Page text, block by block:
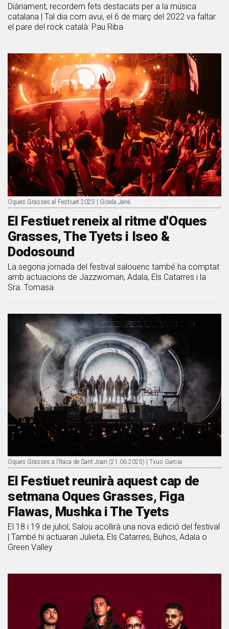
Diàriament, recordem fets destacats per a la música
catalana | Tal dia com avui, el 6 de març del 2022 va faltar
el pare del rock català: Pau Riba
Oques Grasses al Festiuet 2025 | Gisela Jané
El Festiuet reneix al ritme d'Oques
Grasses, The Tyets i Iseo &
Dodosound
La segona jornada del festival salouenc també ha comptat
amb actuacions de Jazzwoman, Adala, Els Catarres i la
Sra. Tomasa
Oques Grasses a l’Ítaca de Sant Joan (21.06.2025) | Txus Garcia
El Festiuet reunirà aquest cap de
setmana Oques Grasses, Figa
Flawas, Mushka i The Tyets
El 18 i 19 de juliol, Salou acollirà una nova edició del festival
| També hi actuaran Julieta, Els Catarres, Buhos, Adala o
Green Valley